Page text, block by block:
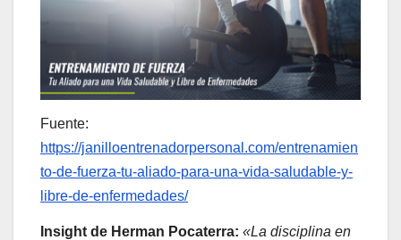
Fuente:
https://janilloentrenadorpersonal.com/entrenamien
to-de-fuerza-tu-aliado-para-una-vida-saludable-y-
libre-de-enfermedades/
Insight de Herman Pocaterra: «La disciplina en